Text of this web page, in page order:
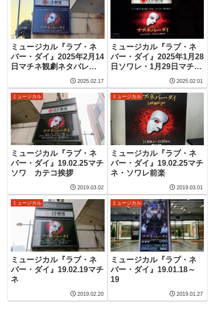
ミュージカル『ラブ・ネ
バー・ダイ』2025年2月14
日マチネ観劇ネタバレ感
2025.02.17
ミュージカル『ラブ・ネ
バー・ダイ』2025年1月28
日ソワレ・1月29日マチネ
2025.02.01
ミュージカル
ミュージカル『ラブ・ネ
バー・ダイ』19.02.25マチ
ソワ カテコ挨拶
2019.03.02
ミュージカル
ミュージカル『ラブ・ネ
バー・ダイ』19.02.25マチ
ネ・ソワレ前楽
2019.03.01
ミュージカル
ミュージカル『ラブ・ネ
バー・ダイ』19.02.19マチ
ネ
2019.02.20
ミュージカル
ミュージカル『ラブ・ネ
バー・ダイ』19.01.18～
19
2019.01.27